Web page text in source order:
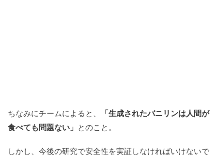
ちなみにチームによると、
「生成されたバニリンは人間が
食べても問題ない」 とのこと。
しかし、今後の研究で安全性を実証しなければいけないで